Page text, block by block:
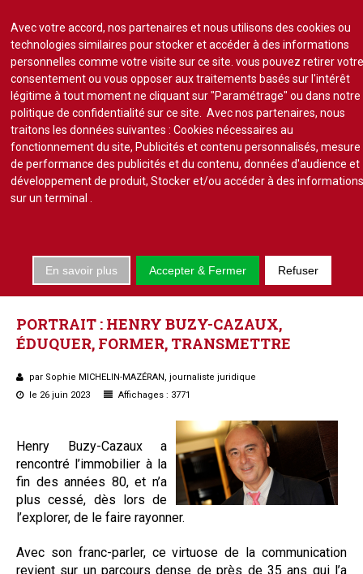
Lire un numéro
S'abonner
Se connecter
Actu.
Point de droit
Au Parlement
Gestion et maintenance
Pratique de la copro.
Questions/réponses
Études juridiques
Formez-vous !
Parole d'experts*
INTERVIEWS
PORTRAIT : HENRY BUZY-CAZAUX,
ÉDUQUER, FORMER, TRANSMETTRE
par Sophie MICHELIN-MAZÉRAN, journaliste juridique
le 26 juin 2023
Affichages : 3771
Henry Buzy-Cazaux a
rencontré l’immobilier à la
fin des années 80, et n’a
plus cessé, dès lors de
l’explorer, de le faire rayonner.
Avec son franc-parler, ce virtuose de la communication
revient sur un parcours dense de près de 35 ans qui l’a
Avec votre accord, nos partenaires et nous utilisons des cookies ou
technologies similaires pour stocker et accéder à des informations
personnelles comme votre visite sur ce site. vous pouvez retirer
consentement ou vous opposer aux traitements basés sur l'intérêt
légitime à tout moment ne cliquant sur "Paramétrage" ou dans notre
politique de confidentialité sur ce site. Avec nos partenaires, nous
traitons les données suivantes : Cookies nécessaires au
fonctionnement du site, Publicités et contenu personnalisés, mesure
de performance des publicités et du contenu, données d'audience et
développement de produit, Stocker et/ou accéder à des
sur un terminal
En savoir plus Accepter & Fermer Refuser